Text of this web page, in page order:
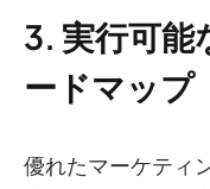
3. 実行可能
ードマップ
優れたマーケティ